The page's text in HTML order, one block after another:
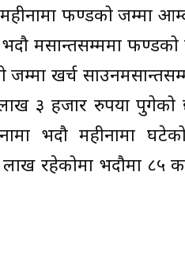
फण्डको जम्मा
मसान्तसम्ममा
जम्मा खर्च
लाख ३ हजार रुपैंया
भदौ महीनामा
रहेकोमा भदौमा ८५